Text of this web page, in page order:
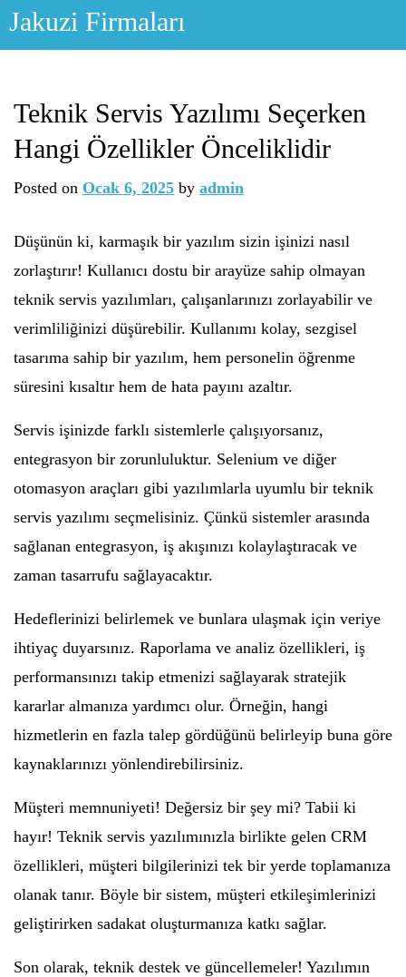
Skip
Jakuzi Firmaları
Teknik Servis Yazılımı Seçerken
Hangi Özellikler Önceliklidir
Posted on Ocak 6, 2025 by admin
Düşünün ki, karmaşık bir yazılım sizin işinizi nasıl
zorlaştırır! Kullanıcı dostu bir arayüze sahip olmayan
teknik servis yazılımları, çalışanlarınızı zorlayabilir ve
verimliliğinizi düşürebilir. Kullanımı kolay, sezgisel
tasarıma sahip bir yazılım, hem personelin öğrenme
süresini kısaltır hem de hata payını azaltır.
Servis işinizde farklı sistemlerle çalışıyorsanız,
entegrasyon bir zorunluluktur. Selenium ve diğer
otomasyon araçları gibi yazılımlarla uyumlu bir teknik
servis yazılımı seçmelisiniz. Çünkü sistemler arasında
sağlanan entegrasyon, iş akışınızı kolaylaştıracak ve
zaman tasarrufu sağlayacaktır.
Hedeflerinizi belirlemek ve bunlara ulaşmak için veriye
ihtiyaç duyarsınız. Raporlama ve analiz özellikleri, iş
performansınızı takip etmenizi sağlayarak stratejik
kararlar almanıza yardımcı olur. Örneğin, hangi
hizmetlerin en fazla talep gördüğünü belirleyip buna göre
kaynaklarınızı yönlendirebilirsiniz.
Müşteri memnuniyeti! Değersiz bir şey mi? Tabii ki
hayır! Teknik servis yazılımınızla birlikte gelen CRM
özellikleri, müşteri bilgilerinizi tek bir yerde toplamanıza
olanak tanır. Böyle bir sistem, müşteri etkileşimlerinizi
geliştirirken sadakat oluşturmanıza katkı sağlar.
Son olarak, teknik destek ve güncellemeler! Yazılımın